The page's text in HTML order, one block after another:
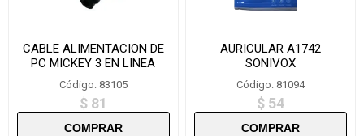
CABLE ALIMENTACION DE
PC MICKEY 3 EN LINEA
STDTX180
Código: 83105
$ 81
AURICULAR A1742
SONIVOX
Código: 81094
$ 54